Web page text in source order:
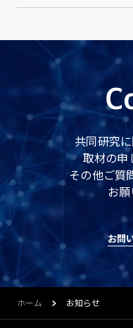
共同研究
取材の申
その他ご質
お
お問
ホーム お知らせ